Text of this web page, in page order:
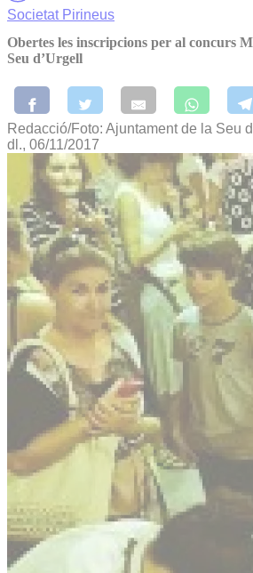
Societat Pirineus
Obertes les inscripcions per al concurs
Seu d’Urgell
Redacció/Foto: Ajuntament de la Seu
dl., 06/11/2017